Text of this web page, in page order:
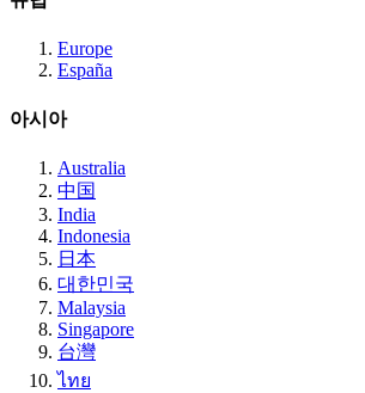
Europe
España
아시아
Australia
中国
India
Indonesia
日本
대한민국
Malaysia
Singapore
台灣
ไทย